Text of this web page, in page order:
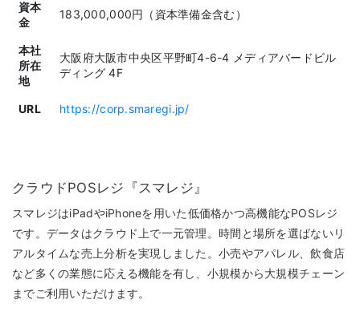
資本
金
183,000,000円（資本準備金含む）
本社
所在
地
大阪府大阪市中央区平野町4-6-4 メディアバードビル
ディング 4F
URL https://corp.smaregi.jp/
クラウドPOSレジ『スマレジ』
スマレジはiPadやiPhoneを用いた低価格かつ高機能なPOSレジ
です。データはクラウド上で一元管理。時間と場所を選ばないリ
アルタイムな売上分析を実現しました。小売やアパレル、飲食店
など多くの業態に応える機能を有し、小規模から大規模チェーン
までご利用いただけます。